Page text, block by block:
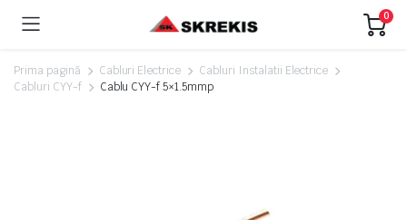
0
Prima pagină Cabluri Electrice
Cabluri Instalatii Electrice
Cabluri CYY-f
Cablu CYY-f 5×1.5mmp